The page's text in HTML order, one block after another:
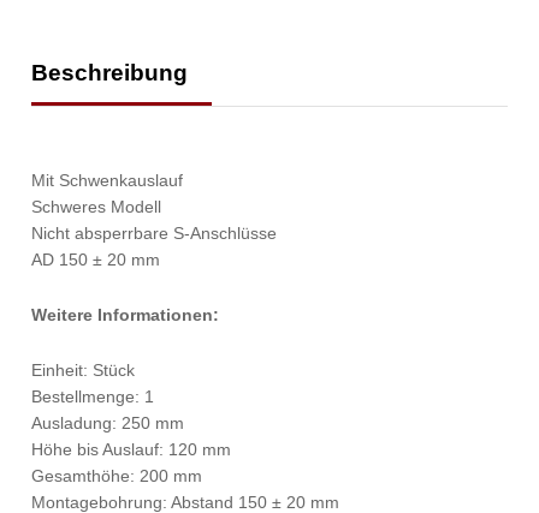
Beschreibung
Mit Schwenkauslauf
Schweres Modell
Nicht absperrbare S-Anschlüsse
AD 150 ± 20 mm
Weitere Informationen:
Einheit: Stück
Bestellmenge: 1
Ausladung: 250 mm
Höhe bis Auslauf: 120 mm
Gesamthöhe: 200 mm
Montagebohrung: Abstand 150 ± 20 mm